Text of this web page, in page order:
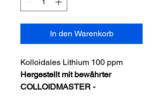
In den Warenkorb
Kolloidales Lithium 100 ppm
Hergestellt mit bewährter
COLLOIDMASTER -